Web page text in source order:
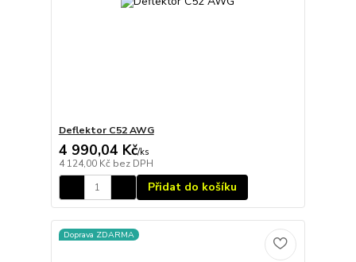
Deflektor C52 AWG
4 990,04 Kč/ks
4 124,00 Kč bez DPH
Přidat do košíku
Doprava ZDARMA